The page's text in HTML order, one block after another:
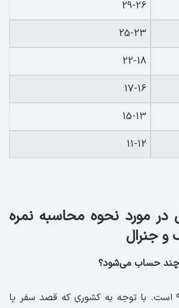
29-26
25-23
22-18
17-16
15-13
11-12
در مورد نحوه محاسبه نمره
و جنرال
چند حساب می‌شود؟
حداکثر نمره آیلتس ۹ است. با توجه به کشوری که قصد سفر یا